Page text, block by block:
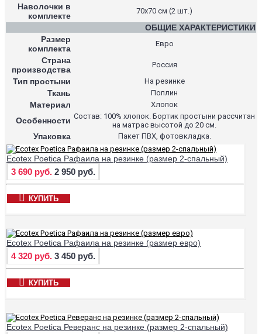
Наволочки в
комплекте
70х70 см (2 шт.)
ОБЩИЕ ХАРАКТЕРИСТИКИ
Размер
комплекта
Евро
Страна
производства
Россия
Тип простыни На резинке
Ткань Поплин
Материал Хлопок
Особенности Состав: 100% хлопок. Бортик простыни рассчитан
на матрас высотой до 20 см.
Упаковка Пакет ПВХ, фотовкладка.
Ecotex Poetica Рафаила на резинке (размер 2-спальный)
3 690 руб. 2 950 руб.
КУПИТЬ
Ecotex Poetica Рафаила на резинке (размер евро)
4 320 руб. 3 450 руб.
КУПИТЬ
Ecotex Poetica Реверанс на резинке (размер 2-спальный)